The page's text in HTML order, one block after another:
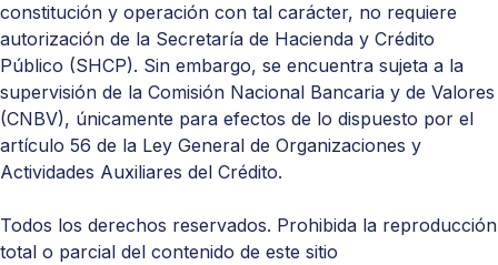
constitución y operación con tal carácter, no requiere
autorización de la Secretaría de Hacienda y Crédito
Público (SHCP). Sin embargo, se encuentra sujeta a la
supervisión de la Comisión Nacional Bancaria y de Valores
(CNBV), únicamente para efectos de lo dispuesto por el
artículo 56 de la Ley General de Organizaciones y
Actividades Auxiliares del Crédito.
Todos los derechos reservados. Prohibida la reproducción
total o parcial del contenido de este sitio